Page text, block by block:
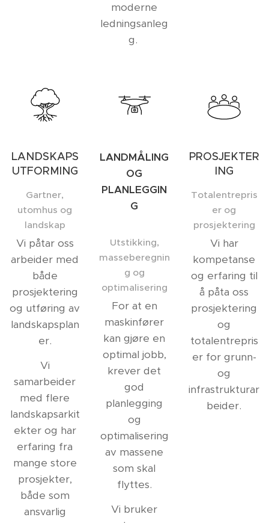
moderne
ledningsanleg
g.
LANDSKAPS
UTFORMING
Gartner,
utomhus og
landskap
Vi påtar oss
arbeider med
både
prosjektering
og utføring av
landskapsplan
er.
Vi
samarbeider
med flere
landskapsarkit
ekter og har
erfaring fra
mange store
prosjekter,
både som
ansvarlig
LANDMÅLING
OG
PLANLEGGIN
G
Utstikking,
masseberegnin
g og
optimalisering
For at en
maskinfører
kan gjøre en
optimal jobb,
krever det
god
planlegging
og
optimalisering
av massene
som skal
flyttes.
Vi bruker
PROSJEKTER
ING
Totalentrepris
er og
prosjektering
Vi har
kompetanse
og erfaring til
å påta oss
prosjektering
og
totalentrepris
er for grunn-
og
infrastrukturar
beider.